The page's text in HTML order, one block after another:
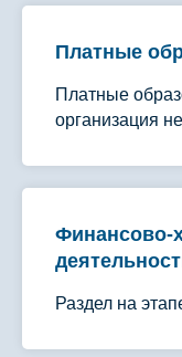
Платные
Платные
организация
Финансово-
Раздел на